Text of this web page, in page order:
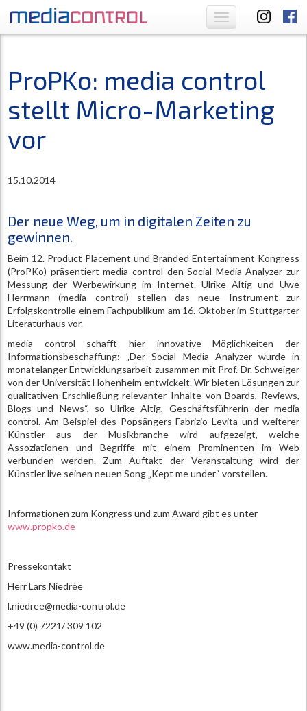
Toggle
navigation
ProPKo: media control
stellt Micro-Marketing
vor
15.10.2014
Der neue Weg, um in digitalen Zeiten zu
gewinnen.
Beim 12. Product Placement und Branded Entertainment Kongress
(ProPKo) präsentiert media control den Social Media Analyzer zur
Messung der Werbewirkung im Internet. Ulrike Altig und Uwe
Herrmann (media control) stellen das neue Instrument zur
Erfolgskontrolle einem Fachpublikum am 16. Oktober im Stuttgarter
Literaturhaus vor.
media control schafft hier innovative Möglichkeiten der
Informationsbeschaffung: „Der Social Media Analyzer wurde in
monatelanger Entwicklungsarbeit zusammen mit Prof. Dr. Schweiger
von der Universität Hohenheim entwickelt. Wir bieten Lösungen zur
qualitativen Erschließung relevanter Inhalte von Boards, Reviews,
Blogs und News“, so Ulrike Altig, Geschäftsführerin der media
control. Am Beispiel des Popsängers Fabrizio Levita und weiterer
Künstler aus der Musikbranche wird aufgezeigt, welche
Assoziationen und Begriffe mit einem Prominenten im Web
verbunden werden. Zum Auftakt der Veranstaltung wird der
Künstler live seinen neuen Song „Kept me under“ vorstellen.
Informationen zum Kongress und zum Award gibt es unter
www.propko.de
Pressekontakt
Herr Lars Niedrée
l.niedree@media-control.de
+49 (0) 7221/ 309 102
www.media-control.de